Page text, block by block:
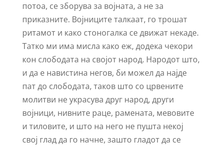
потоа, се зборува за војната, а не за
приказните. Војниците талкаат, го трошат
ритамот и како стоногалка се движат некаде.
Татко ми има мисла како еж, додека чекори
кон слободата на својот народ. Народот што,
и да е навистина негов, би можел да најде
пат до слободата, таков што со црвените
молитви не украсува друг народ, други
војници, нивните раце, рамената, мевовите
и тиловите, и што на него не пушта некој
свој глад да го начне, зашто гладот да се